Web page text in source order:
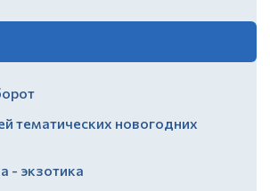
тематических новогодних
- экзотика